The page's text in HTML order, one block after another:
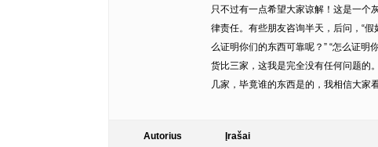
只不过有一点希望大家谅解！这是一个
律责任。有些朋友咨询半天，后问，“
么证明你们的东西可靠呢？” “怎么证明
货比三家，这我是完全没有任何问题的
几家，毕竟谁的东西是的，我相信大家
Autorius Įrašai